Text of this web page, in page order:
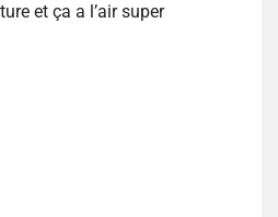
et ça a l’air super